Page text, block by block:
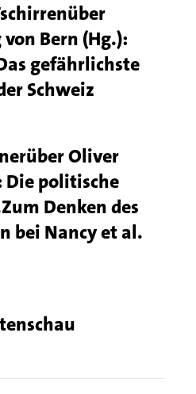
Bern (Hg.):
gefährlichste
Schweiz
Oliver
politische
Denken des
bei Nancy et al.